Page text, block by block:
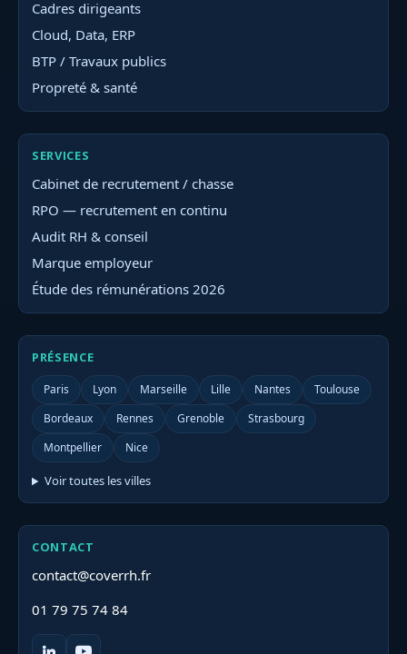
Cadres dirigeants
Cloud, Data, ERP
BTP / Travaux publics
Propreté & santé
SERVICES
Cabinet de recrutement / chasse
RPO — recrutement en continu
Audit RH & conseil
Marque employeur
Étude des rémunérations 2026
PRÉSENCE
Paris Lyon Marseille Lille Nantes
Toulouse
Bordeaux
Rennes Grenoble
Strasbourg
Montpellier
Nice
Voir toutes les villes
CONTACT
contact@coverrh.fr
01 79 75 74 84